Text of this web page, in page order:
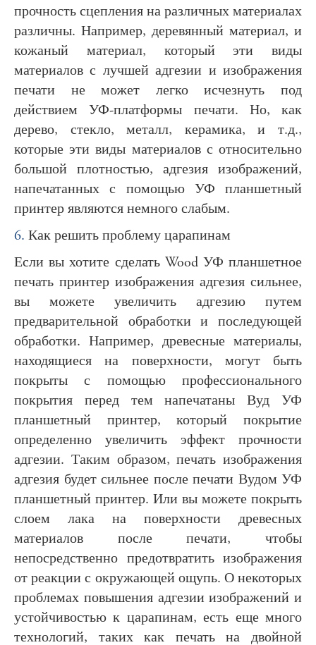
прочность сцепления на различных материалах
различны. Например, деревянный материал, и
кожаный материал, который эти виды
материалов с лучшей адгезии и изображения
печати не может легко исчезнуть под
действием УФ-платформы печати. Но, как
дерево, стекло, металл, керамика, и т.д.,
которые эти виды материалов с относительно
большой плотностью, адгезия изображений,
напечатанных с помощью УФ планшетный
принтер являются немного слабым.
6. Как решить проблему царапинам
Если вы хотите сделать Wood УФ планшетное
печать принтер изображения адгезия сильнее,
вы можете увеличить адгезию путем
предварительной обработки и последующей
обработки. Например, древесные материалы,
находящиеся на поверхности, могут быть
покрыты с помощью профессионального
покрытия перед тем напечатаны Вуд УФ
планшетный принтер, который покрытие
определенно увеличить эффект прочности
адгезии. Таким образом, печать изображения
адгезия будет сильнее после печати Вудом УФ
планшетный принтер. Или вы можете покрыть
слоем лака на поверхности древесных
материалов после печати, чтобы
непосредственно предотвратить изображения
от реакции с окружающей ощупь. О некоторых
проблемах повышения адгезии изображений и
устойчивостью к царапинам, есть еще много
технологий, таких как печать на двойной